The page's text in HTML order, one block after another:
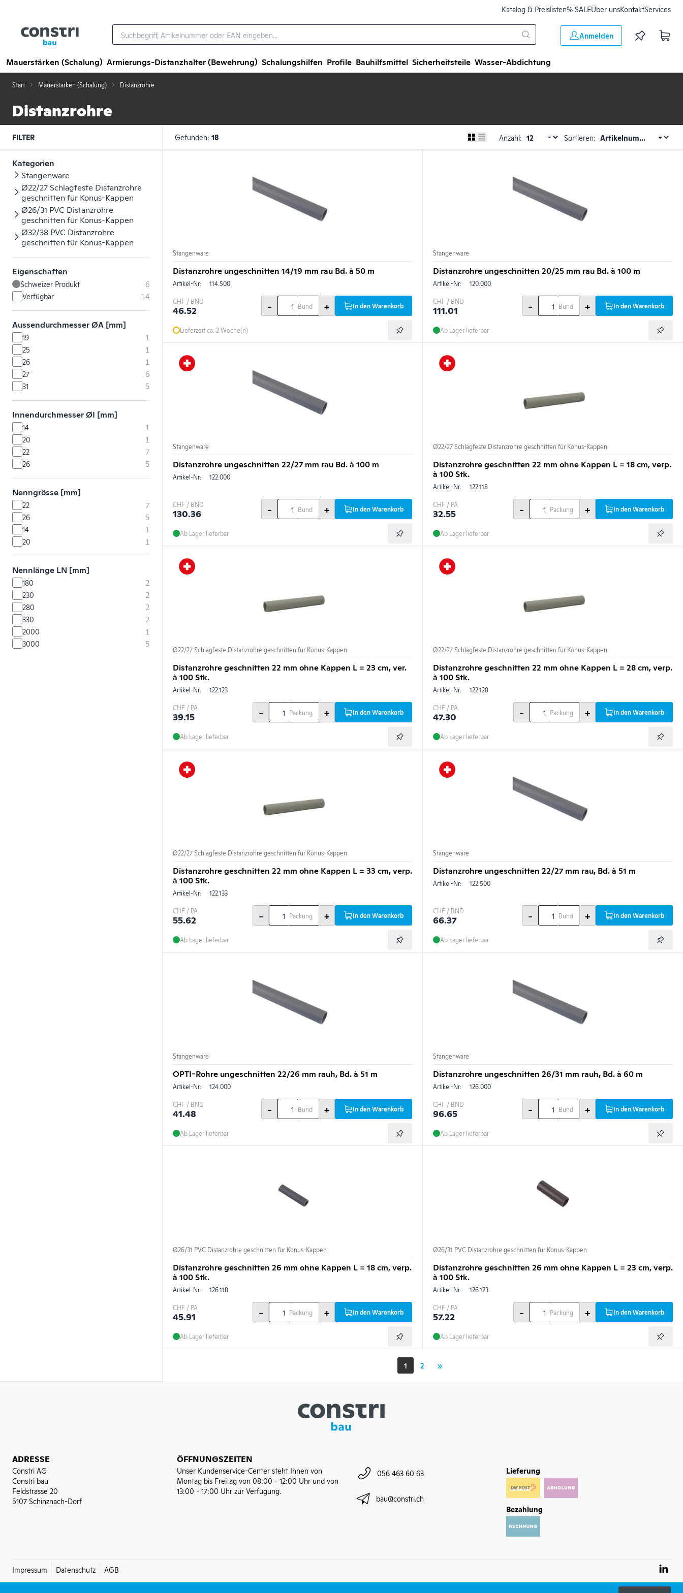
Katalog & Preislisten% SALEÜber unsKontaktServices
Anmelden
Mauerstärken (Schalung) Armierungs-Distanzhalter (Bewehrung) Schalungshilfen Profile Bauhilfsmittel Sicherheitsteile Wasser-Abdichtung
Start Mauerstärken (Schalung) Distanzrohre
Distanzrohre
FILTER
Kategorien
Stangenware
Ø22/27 Schlagfeste Distanzrohre
geschnitten für Konus-Kappen
Ø26/31 PVC Distanzrohre
geschnitten für Konus-Kappen
Ø32/38 PVC Distanzrohre
geschnitten für Konus-Kappen
Eigenschaften
Schweizer Produkt
6
Verfügbar
14
Aussendurchmesser ØA [mm]
19
1
25
1
26
1
27
6
31
5
Innendurchmesser ØI [mm]
14
1
20
1
22
7
26
5
Nenngrösse [mm]
22
7
26
5
14
1
20
1
Nennlänge LN [mm]
180
2
230
2
280
2
330
2
2000
1
3000
5
Gefunden: 18 Anzahl: Sortieren:
Stangenware
Distanzrohre ungeschnitten 14/19 mm rau Bd. à 50 m
Artikel-Nr: 114.500
CHF / BND
46.52 - Bund + In den Warenkorb
Lieferzeit ca. 2 Woche(n)
Stangenware
Distanzrohre ungeschnitten 20/25 mm rau Bd. à 100 m
Artikel-Nr: 120.000
CHF / BND
111.01 - Bund + In den Warenkorb
Ab Lager lieferbar
Stangenware
Distanzrohre ungeschnitten 22/27 mm rau Bd. à 100 m
Artikel-Nr: 122.000
CHF / BND
130.36 - Bund + In den Warenkorb
Ab Lager lieferbar
Ø22/27 Schlagfeste Distanzrohre geschnitten für Konus-Kappen
Distanzrohre geschnitten 22 mm ohne Kappen L = 18 cm, verp.
à 100 Stk.
Artikel-Nr: 122.118
CHF / PA
32.55 - Packung + In den Warenkorb
Ab Lager lieferbar
Ø22/27 Schlagfeste Distanzrohre geschnitten für Konus-Kappen
Distanzrohre geschnitten 22 mm ohne Kappen L = 23 cm, ver.
à 100 Stk.
Artikel-Nr: 122.123
CHF / PA
39.15 - Packung + In den Warenkorb
Ab Lager lieferbar
Ø22/27 Schlagfeste Distanzrohre geschnitten für Konus-Kappen
Distanzrohre geschnitten 22 mm ohne Kappen L = 28 cm, verp.
à 100 Stk.
Artikel-Nr: 122.128
CHF / PA
47.30 - Packung + In den Warenkorb
Ab Lager lieferbar
Ø22/27 Schlagfeste Distanzrohre geschnitten für Konus-Kappen
Distanzrohre geschnitten 22 mm ohne Kappen L = 33 cm, verp.
à 100 Stk.
Artikel-Nr: 122.133
CHF / PA
55.62 - Packung + In den Warenkorb
Ab Lager lieferbar
Stangenware
Distanzrohre ungeschnitten 22/27 mm rau, Bd. à 51 m
Artikel-Nr: 122.500
CHF / BND
66.37 - Bund + In den Warenkorb
Ab Lager lieferbar
Stangenware
OPTI-Rohre ungeschnitten 22/26 mm rauh, Bd. à 51 m
Artikel-Nr: 124.000
CHF / BND
41.48 - Bund + In den Warenkorb
Ab Lager lieferbar
Stangenware
Distanzrohre ungeschnitten 26/31 mm rauh, Bd. à 60 m
Artikel-Nr: 126.000
CHF / BND
96.65 - Bund + In den Warenkorb
Ab Lager lieferbar
Ø26/31 PVC Distanzrohre geschnitten für Konus-Kappen
Distanzrohre geschnitten 26 mm ohne Kappen L = 18 cm, verp.
à 100 Stk.
Artikel-Nr: 126.118
CHF / PA
45.91 - Packung + In den Warenkorb
Ab Lager lieferbar
Ø26/31 PVC Distanzrohre geschnitten für Konus-Kappen
Distanzrohre geschnitten 26 mm ohne Kappen L = 23 cm, verp.
à 100 Stk.
Artikel-Nr: 126.123
CHF / PA
57.22 - Packung + In den Warenkorb
Ab Lager lieferbar
1 2 »
ADRESSE
Constri AG
Constri bau
Feldstrasse 20
5107 Schinznach-Dorf
ÖFFNUNGSZEITEN
Unser Kundenservice-Center steht Ihnen von
Montag bis Freitag von 08:00 - 12:00 Uhr und von
13:00 - 17:00 Uhr zur Verfügung.
056 463 60 63
bau@constri.ch
Lieferung
Bezahlung
Impressum Datenschutz AGB